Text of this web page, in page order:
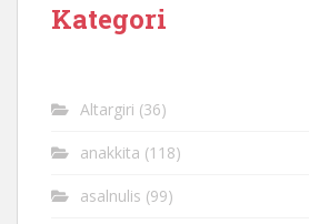
Kategori
Altargiri (36)
anakkita (118)
asalnulis (99)